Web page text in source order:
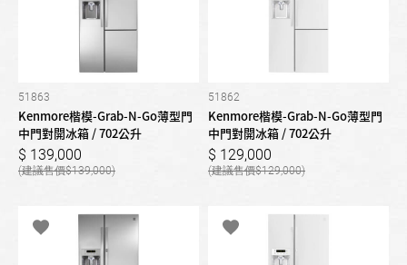
51863
Kenmore楷模-Grab-N-Go薄型門
中門對開冰箱 / 702公升
139,000
139,000
51862
Kenmore楷模-Grab-N-Go薄型門
中門對開冰箱 / 702公升
129,000
129,000